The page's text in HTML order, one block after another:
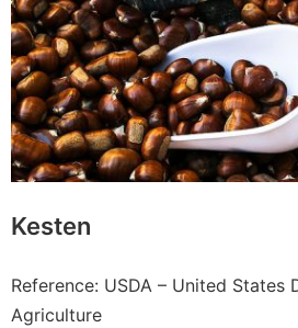
Kesten
Reference: USDA – United States
Agriculture